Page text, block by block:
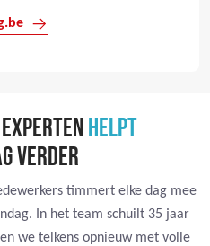
HELPT
VERDER
timmert elke dag mee
In het team schuilt 35 jaar
we telkens opnieuw met volle